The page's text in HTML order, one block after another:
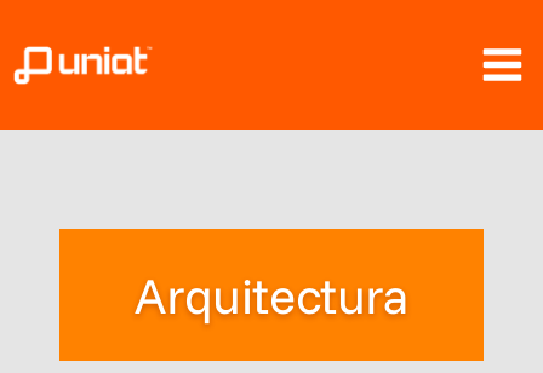
contenido
Arquitectura